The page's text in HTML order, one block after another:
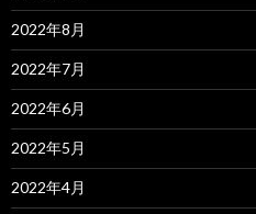
2022年8月
2022年7月
2022年6月
2022年5月
2022年4月